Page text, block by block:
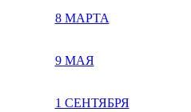
8 МАРТА
9 МАЯ
1 СЕНТЯБРЯ